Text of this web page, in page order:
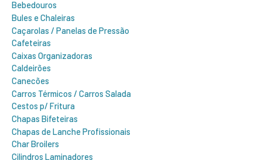
Bebedouros
Bules e Chaleiras
Caçarolas / Panelas de Pressão
Cafeteiras
Caixas Organizadoras
Caldeirões
Canecões
Carros Térmicos / Carros Salada
Cestos p/ Fritura
Chapas Bifeteiras
Chapas de Lanche Profissionais
Char Broilers
Cilindros Laminadores